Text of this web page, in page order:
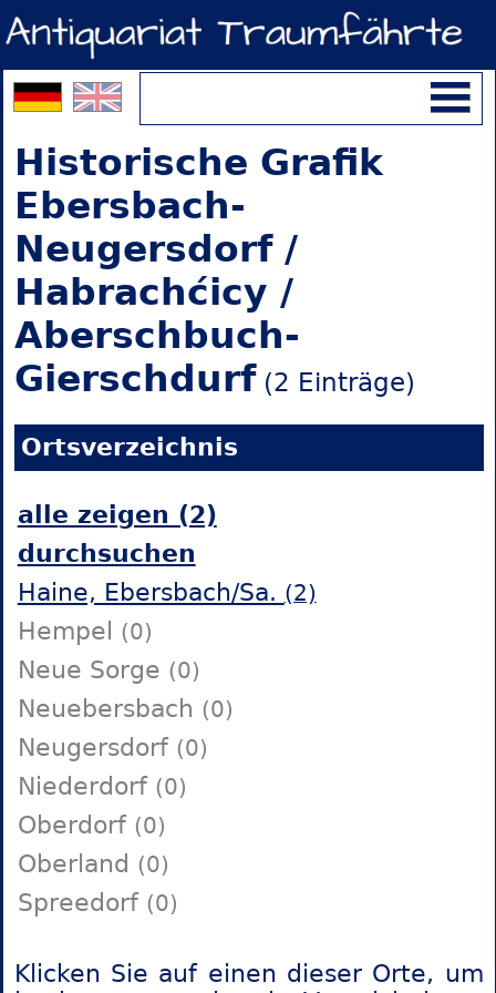
Historische Grafik
Ebersbach-
Neugersdorf /
Habrachćicy /
Aberschbuch-
Gierschdurf(2 Einträge)
Ortsverzeichnis
alle zeigen (2)
durchsuchen
Haine, Ebersbach/Sa. (2)
Hempel (0)
Neue Sorge (0)
Neuebersbach (0)
Neugersdorf (0)
Niederdorf (0)
Oberdorf (0)
Oberland (0)
Spreedorf (0)
Klicken Sie auf einen dieser Orte, um